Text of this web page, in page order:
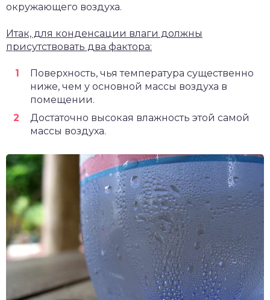
окружающего воздуха.
Итак, для конденсации влаги должны
присутствовать два фактора:
Поверхность, чья температура существенно
ниже, чем у основной массы воздуха в
помещении.
Достаточно высокая влажность этой самой
массы воздуха.